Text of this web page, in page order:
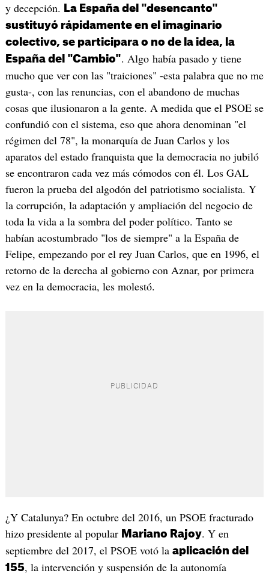
y decepción.
La España del "desencanto"
sustituyó rápidamente en el imaginario
colectivo, se participara o no de la idea, la
España del "Cambio". Algo había pasado y tiene
mucho que ver con las "traiciones" -esta palabra que no me
gusta-, con las renuncias, con el abandono de muchas
cosas que ilusionaron a la gente. A medida que el PSOE se
confundió con el sistema, eso que ahora denominan "el
régimen del 78", la monarquía de Juan Carlos y los
aparatos del estado franquista que la democracia no jubiló
se encontraron cada vez más cómodos con él. Los GAL
fueron la prueba del algodón del patriotismo socialista. Y
la corrupción, la adaptación y ampliación del negocio de
toda la vida a la sombra del poder político. Tanto se
habían acostumbrado "los de siempre" a la España de
Felipe, empezando por el rey Juan Carlos, que en 1996, el
retorno de la derecha al gobierno con Aznar, por primera
vez en la democracia, les molestó.
¿Y Catalunya? En octubre del 2016, un PSOE fracturado
hizo presidente al popular Mariano Rajoy. Y en
septiembre del 2017, el PSOE votó la aplicación del
155, la intervención y suspensión de la autonomía